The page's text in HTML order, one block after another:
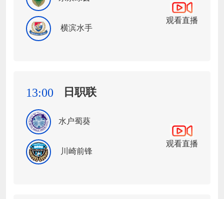
横滨水手
观看直播
13:00 日职联
水户蜀葵
川崎前锋
观看直播